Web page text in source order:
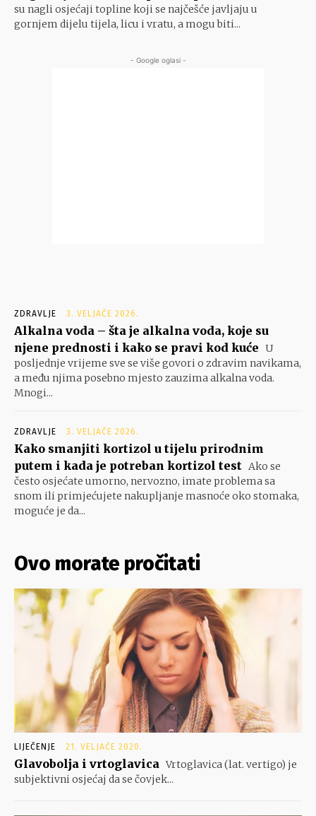
su nagli osjećaji topline koji se najčešće javljaju u
gornjem dijelu tijela, licu i vratu, a mogu biti...
- Google oglasi -
ZDRAVLJE 3. VELJAČE 2026.
Alkalna voda – šta je alkalna voda, koje su
njene prednosti i kako se pravi kod kuće U
posljednje vrijeme sve se više govori o zdravim navikama,
a među njima posebno mjesto zauzima alkalna voda.
Mnogi...
ZDRAVLJE 3. VELJAČE 2026.
Kako smanjiti kortizol u tijelu prirodnim
putem i kada je potreban kortizol test Ako se
često osjećate umorno, nervozno, imate problema sa
snom ili primjećujete nakupljanje masnoće oko stomaka,
moguće je da...
Ovo morate pročitati
LIJEČENJE 21. VELJAČE 2020.
Glavobolja i vrtoglavica Vrtoglavica (lat. vertigo) je
subjektivni osjećaj da se čovjek...